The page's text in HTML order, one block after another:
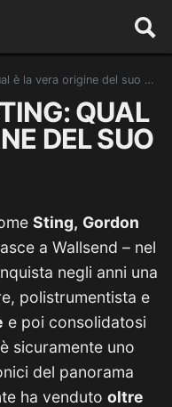
la vera origine del suo nome?
QUAL
DEL SUO
Sting, Gordon
a Wallsend – nel
negli anni una
polistrumentista e
e poi consolidatosi
è sicuramente uno
del panorama
ha venduto oltre